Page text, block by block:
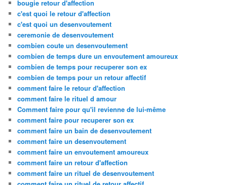
bougie retour d'affection
c'est quoi le retour d'affection
c'est quoi un desenvoutement
ceremonie de desenvoutement
combien coute un desenvoutement
combien de temps dure un envoutement amoureux
combien de temps pour recuperer son ex
combien de temps pour un retour affectif
comment faire le retour d'affection
comment faire le rituel d amour
Comment faire pour qu'il revienne de lui-même
comment faire pour recuperer son ex
comment faire un bain de desenvoutement
comment faire un desenvoutement
comment faire un envoutement amoureux
comment faire un retour d'affection
comment faire un rituel de desenvoutement